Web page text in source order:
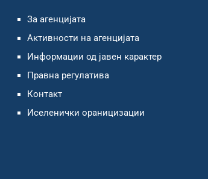
За агенцијата
Активности на агенцијата
Информации од јавен карактер
Правна регулатива
Контакт
Иселенички ораницизации